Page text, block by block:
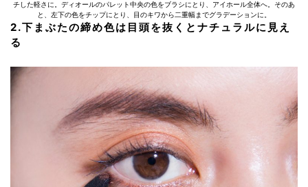
チした軽さに。ディオールのパレット中央の色をブラシにとり、アイホール全体へ。そのあ
と、左下の色をチップにとり、目のキワから二重幅までグラデーションに。
2.下まぶたの締め色は目頭を抜くとナチュラルに見え
る